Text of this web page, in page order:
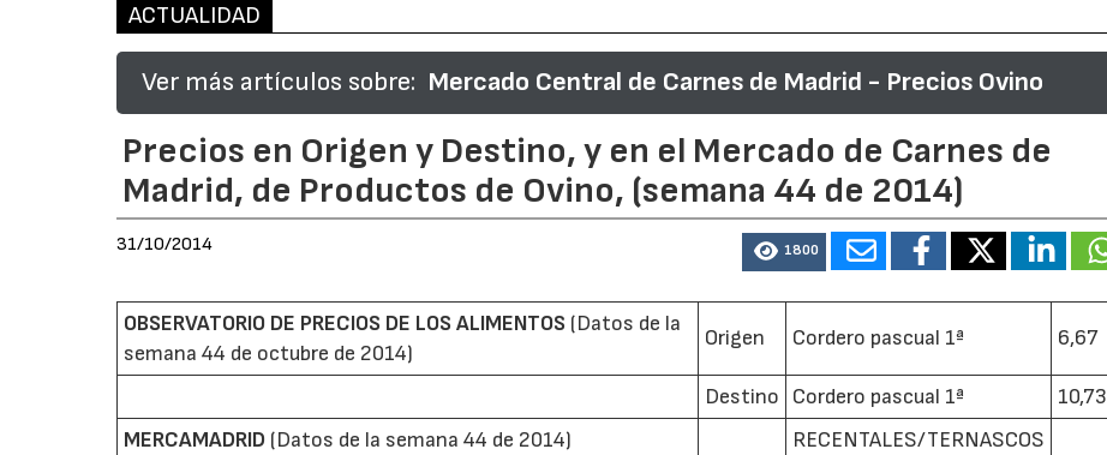
ACTUALIDAD
Ver más artículos sobre: Mercado Central de Carnes de Madrid - Precios Ovino
Precios en Origen y Destino, y en el Mercado de Carnes de
Madrid, de Productos de Ovino, (semana 44 de 2014)
31/10/2014 1800
OBSERVATORIO DE PRECIOS DE LOS ALIMENTOS (Datos de la
semana 44 de octubre de 2014)
Origen Cordero pascual 1ª 6,67
Destino Cordero pascual 1ª
10,73
MERCAMADRID (Datos de la semana 44 de 2014)
RECENTALES/TERNASCOS